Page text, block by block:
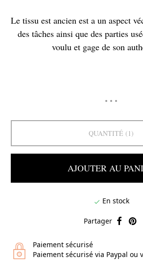
Le tissu est ancien est a un aspect
des tâches ainsi que des parties
voulu et gage de son
QUANTITÉ 1
AJOUTER AU
 En stock
Partager
Paiement sécurisé
Paiement sécurisé via Paypal ou